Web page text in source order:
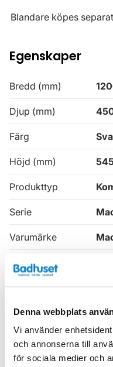
Denna webbplats
Vi använder
och annonserna till
för sociala medier och
Blandare köpes
Egenskaper
Bredd (mm)
Djup (mm)
Färg
Höjd (mm)
Produkttyp
Serie
Varumärke
SKU:
EAN / GTIN:
Relaterade